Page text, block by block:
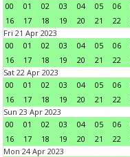
00
01 02 03 04 05 06
16
17 18 19 20 21 22
Fri 21 Apr 2023
00
01 02 03 04 05 06
16
17 18 19 20 21 22
Sat 22 Apr 2023
00
01 02 03 04 05 06
16
17 18 19 20 21 22
Sun 23 Apr 2023
00
01 02 03 04 05 06
16
17 18 19 20 21 22
Mon 24 Apr 2023